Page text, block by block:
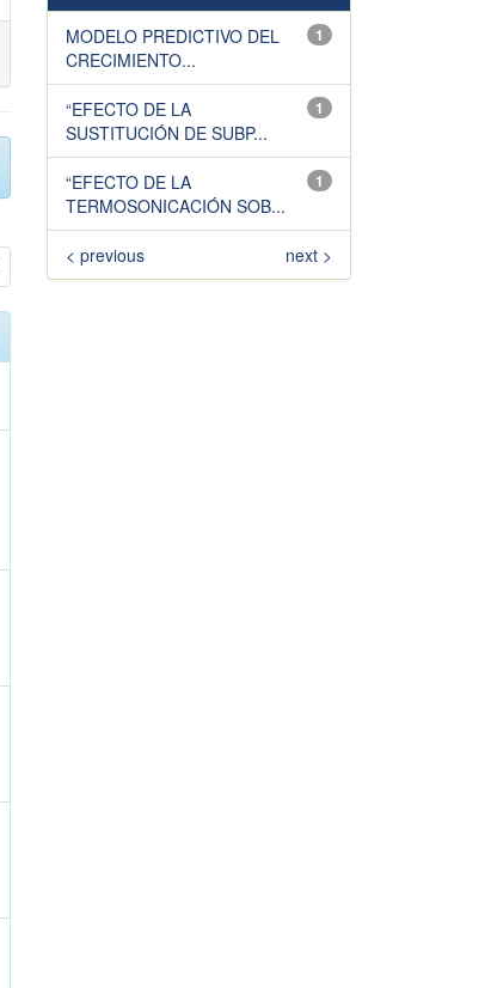
1
MODELO PREDICTIVO DEL
CRECIMIENTO...
1
“EFECTO DE LA
SUSTITUCIÓN DE SUBP...
1
“EFECTO DE LA
TERMOSONICACIÓN SOB...
< previous next >